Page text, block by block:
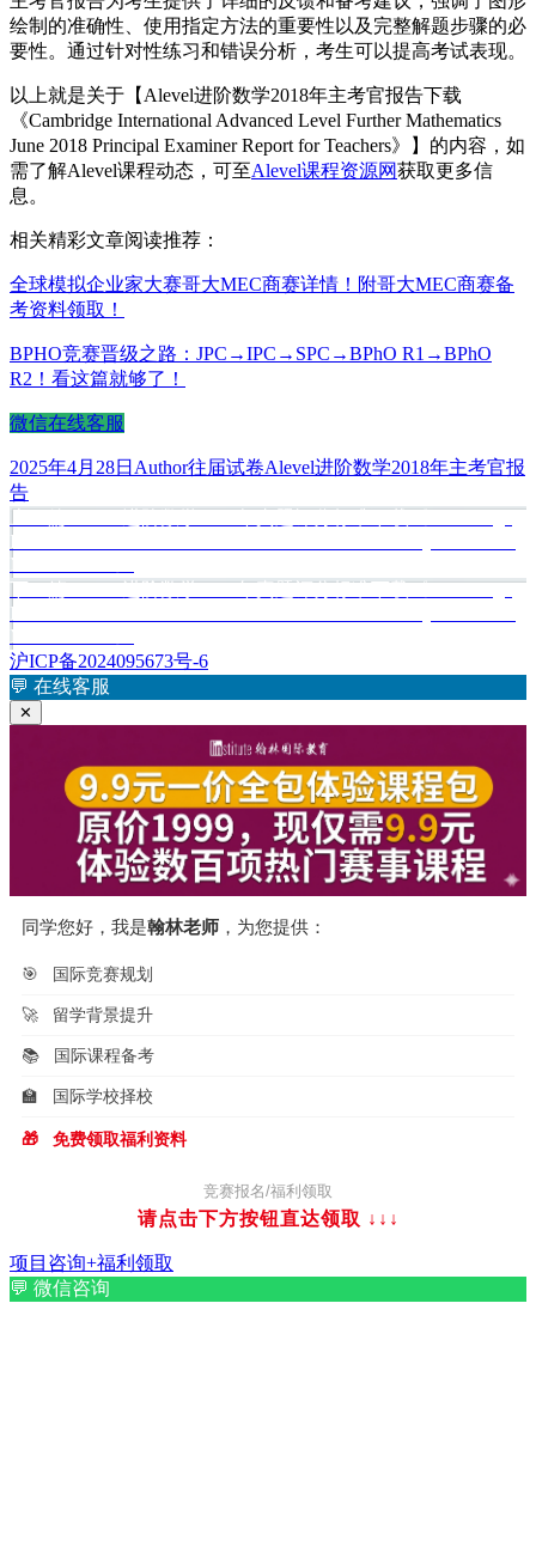
绘制的准确性、使用指定方法的重要性以及完整解题步骤的必
要性。通过针对性练习和错误分析，考生可以提高考试表现。
以上就是关于【Alevel进阶数学2018年主考官报告下载
《Cambridge International Advanced Level Further Mathematics
June 2018 Principal Examiner Report for Teachers》】的内容，如
需了解Alevel课程动态，可至Alevel课程资源网获取更多信
息。
相关精彩文章阅读推荐：
全球模拟企业家大赛哥大MEC商赛详情！附哥大MEC商赛备
考资料领取！
BPHO竞赛晋级之路：JPC→IPC→SPC→BPhO R1→BPhO
R2！看这篇就够了！
微信在线客服
发
布
于
2025年4月28日 作
Author分
往届试卷标
Alevel进阶数学2018年主考官报
告
文
章
导
航
上
International Advanced Level Further Mathematics May/June 2017
Mark Scheme》
下一篇下
章：
Alevel进阶数学2018年真题评分标准下载《Cambridge
International Advanced Level Further Mathematics May/June 2018
Mark Scheme》
沪ICP备2024095673号-6
💬 在线客服
✕
同学您好，我是翰林老师 ，为您提供：
🎯 国际竞赛规划
🚀 留学背景提升
📚 国际课程备考
🏫 国际学校择校
🎁 免费领取福利资料
竞赛报名/福利领取
请点击下方按钮直达领取 ↓↓↓
项目咨询+福利领取
💬 微信咨询